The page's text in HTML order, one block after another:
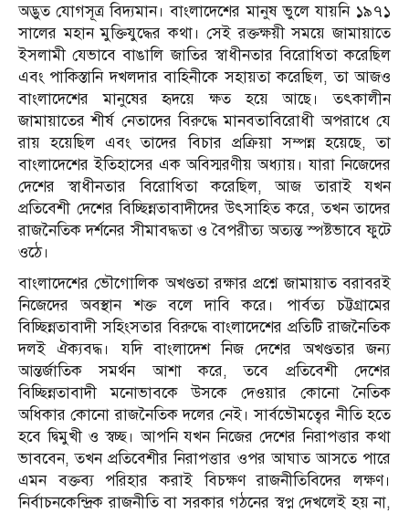
অদ্ভুত যোগসূত্র বিদ্যমান। বাংলাদেশের মানুষ ভুলে যায়নি ১৯৭১
সালের মহান মুক্তিযুদ্ধের কথা। সেই রক্তক্ষয়ী সময়ে জামায়াতে
ইসলামী যেভাবে বাঙালি জাতির স্বাধীনতার বিরোধিতা করেছিল
এবং পাকিস্তানি দখলদার বাহিনীকে সহায়তা করেছিল, তা আজও
বাংলাদেশের মানুষের হৃদয়ে ক্ষত হয়ে আছে। তৎকালীন
জামায়াতের শীর্ষ নেতাদের বিরুদ্ধে মানবতাবিরোধী অপরাধে যে
রায় হয়েছিল এবং তাদের বিচার প্রক্রিয়া সম্পন্ন হয়েছে, তা
বাংলাদেশের ইতিহাসের এক অবিস্মরণীয় অধ্যায়। যারা নিজেদের
দেশের স্বাধীনতার বিরোধিতা করেছিল, আজ তারাই যখন
প্রতিবেশী দেশের বিচ্ছিন্নতাবাদীদের উৎসাহিত করে, তখন তাদের
রাজনৈতিক দর্শনের সীমাবদ্ধতা ও বৈপরীত্য অত্যন্ত স্পষ্টভাবে ফুটে
ওঠে।
বাংলাদেশের ভৌগোলিক অখণ্ডতা রক্ষার প্রশ্নে জামায়াত বরাবরই
নিজেদের অবস্থান শক্ত বলে দাবি করে। পার্বত্য চট্টগ্রামের
বিচ্ছিন্নতাবাদী সহিংসতার বিরুদ্ধে বাংলাদেশের প্রতিটি রাজনৈতিক
দলই ঐক্যবদ্ধ। যদি বাংলাদেশ নিজ দেশের অখণ্ডতার জন্য
আন্তর্জাতিক সমর্থন আশা করে, তবে প্রতিবেশী দেশের
বিচ্ছিন্নতাবাদী মনোভাবকে উসকে দেওয়ার কোনো নৈতিক
অধিকার কোনো রাজনৈতিক দলের নেই। সার্বভৌমত্বের নীতি হতে
হবে দ্বিমুখী ও স্বচ্ছ। আপনি যখন নিজের দেশের নিরাপত্তার কথা
ভাববেন, তখন প্রতিবেশীর নিরাপত্তার ওপর আঘাত আসতে পারে
এমন বক্তব্য পরিহার করাই বিচক্ষণ রাজনীতিবিদের লক্ষণ।
নির্বাচনকেন্দ্রিক রাজনীতি বা সরকার গঠনের স্বপ্ন দেখলেই হয় না,